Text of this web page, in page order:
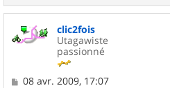
clic2fois
Utagawiste
passionné
M
08 avr. 2009, 17:07